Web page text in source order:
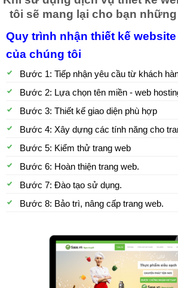
tôi sẽ mang lại cho bạn
Quy trình nhận thiết kế
của chúng tôi
Bước 1: Tiếp nhận yêu cầu từ khách
Bước 2: Lựa chọn tên miền - web
Bước 3: Thiết kế giao diện phù hợp
Bước 4: Xây dựng các tính năng cho
Bước 5: Kiểm thử trang web
Bước 6: Hoàn thiện trang web.
Bước 7: Đào tạo sử dụng.
Bước 8: Bảo trì, nâng cấp trang web.